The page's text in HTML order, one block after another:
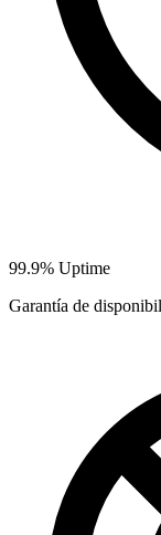
99.9% Uptime
Garantía de